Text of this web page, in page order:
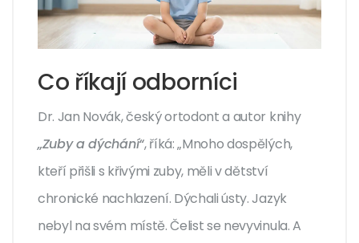
Co říkají odborníci
Dr. Jan Novák, český ortodont a autor knihy
„Zuby a dýchání“, říká: „Mnoho dospělých,
kteří přišli s křivými zuby, měli v dětství
chronické nachlazení. Dýchali ústy. Jazyk
nebyl na svém místě. Čelist se nevyvinula. A